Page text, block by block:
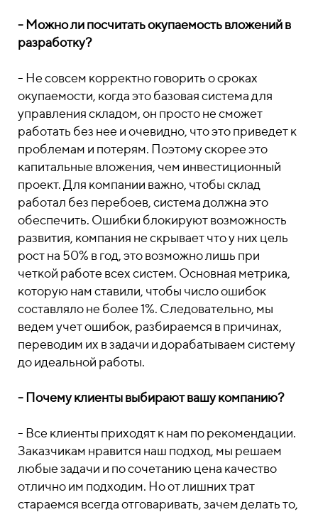
- Можно ли посчитать окупаемость вложений в
разработку?
- Не совсем корректно говорить о сроках
окупаемости, когда это базовая система для
управления складом, он просто не сможет
работать без нее и очевидно, что это приведет к
проблемам и потерям. Поэтому скорее это
капитальные вложения, чем инвестиционный
проект. Для компании важно, чтобы склад
работал без перебоев, система должна это
обеспечить. Ошибки блокируют возможность
развития, компания не скрывает что у них цель
рост на 50% в год, это возможно лишь при
четкой работе всех систем. Основная метрика,
которую нам ставили, чтобы число ошибок
составляло не более 1%. Следовательно, мы
ведем учет ошибок, разбираемся в причинах,
переводим их в задачи и дорабатываем систему
до идеальной работы.
- Почему клиенты выбирают вашу компанию?
- Все клиенты приходят к нам по рекомендации.
Заказчикам нравится наш подход, мы решаем
любые задачи и по сочетанию цена качество
отлично им подходим. Но от лишних трат
стараемся всегда отговаривать, зачем делать то,